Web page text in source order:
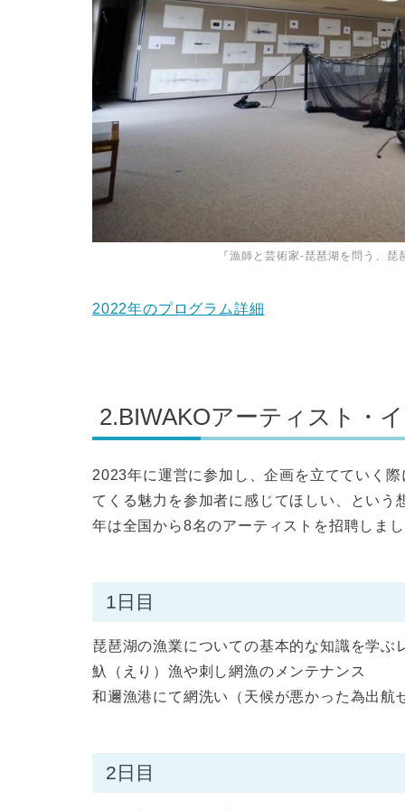
『漁師と芸術家-琵琶湖を問う、
2022年のプログラム詳細
2.BIWAKOアーティスト・
2023年に運営に参加し、企画を立てていく
てくる魅力を参加者に感じてほしい、とい
年は全国から8名のアーティストを招聘しま
1日目
琵琶湖の漁業についての基本的な知識を学
魞（えり）漁や刺し網漁のメンテナンス
和邇漁港にて網洗い（天候が悪かった為出航
2日目